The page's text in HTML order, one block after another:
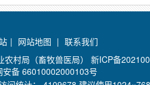
| 网站地图 | 联系我们
农村局（畜牧兽医局）新ICP备
安备 66010002000103号